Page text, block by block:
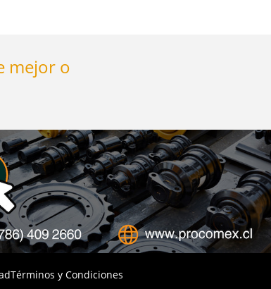
mejor o
Términos y Condiciones